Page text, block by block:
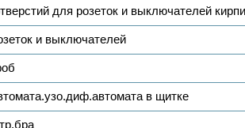
для розеток и выключателей
и выключателей
в щитке